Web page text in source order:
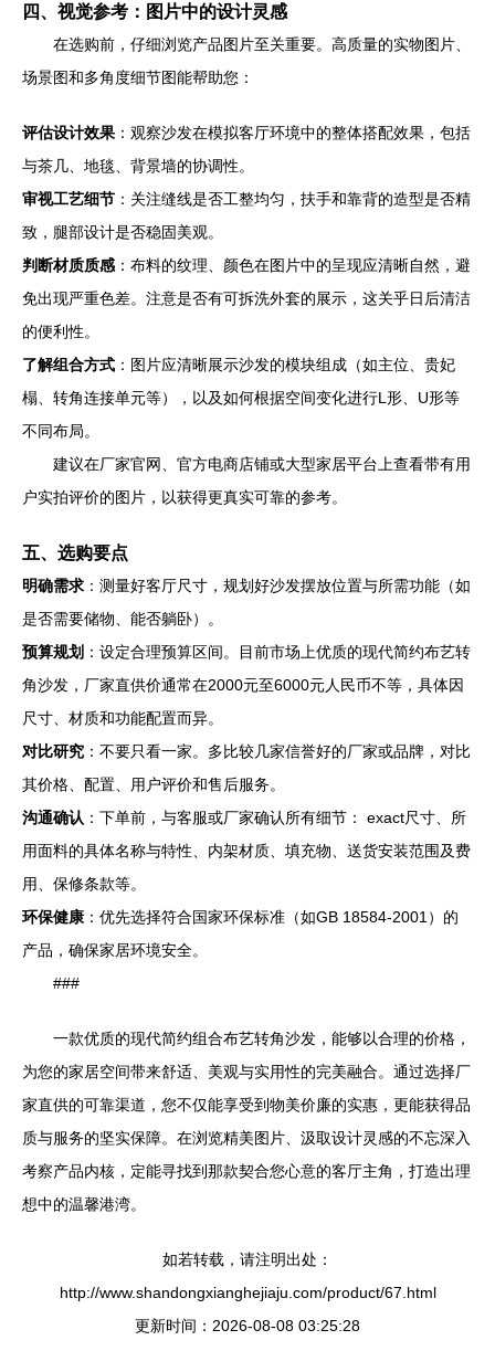
四、视觉参考：图片中的设计灵感
在选购前，仔细浏览产品图片至关重要。高质量的实物图片、
场景图和多角度细节图能帮助您：
评估设计效果 ：观察沙发在模拟客厅环境中的整体搭配效果，包括
与茶几、地毯、背景墙的协调性。
审视工艺细节 ：关注缝线是否工整均匀，扶手和靠背的造型是否精
致，腿部设计是否稳固美观。
判断材质质感 ：布料的纹理、颜色在图片中的呈现应清晰自然，避
免出现严重色差。注意是否有可拆洗外套的展示，这关乎日后清洁
的便利性。
了解组合方式 ：图片应清晰展示沙发的模块组成（如主位、贵妃
榻、转角连接单元等），以及如何根据空间变化进行L形、U形等
不同布局。
建议在厂家官网、官方电商店铺或大型家居平台上查看带有用
户实拍评价的图片，以获得更真实可靠的参考。
五、选购要点
明确需求 ：测量好客厅尺寸，规划好沙发摆放位置与所需功能（如
是否需要储物、能否躺卧）。
预算规划 ：设定合理预算区间。目前市场上优质的现代简约布艺转
角沙发，厂家直供价通常在2000元至6000元人民币不等，具体因
尺寸、材质和功能配置而异。
对比研究 ：不要只看一家。多比较几家信誉好的厂家或品牌，对比
其价格、配置、用户评价和售后服务。
沟通确认 ：下单前，与客服或厂家确认所有细节： exact尺寸、所
用面料的具体名称与特性、内架材质、填充物、送货安装范围及费
用、保修条款等。
环保健康 ：优先选择符合国家环保标准（如GB 18584-2001）的
产品，确保家居环境安全。
###
一款优质的现代简约组合布艺转角沙发，能够以合理的价格，
为您的家居空间带来舒适、美观与实用性的完美融合。通过选择厂
家直供的可靠渠道，您不仅能享受到物美价廉的实惠，更能获得品
质与服务的坚实保障。在浏览精美图片、汲取设计灵感的不忘深入
考察产品内核，定能寻找到那款契合您心意的客厅主角，打造出理
想中的温馨港湾。
如若转载，请注明出处：
http://www.shandongxianghejiaju.com/product/67.html
更新时间：2026-08-08 03:25:28